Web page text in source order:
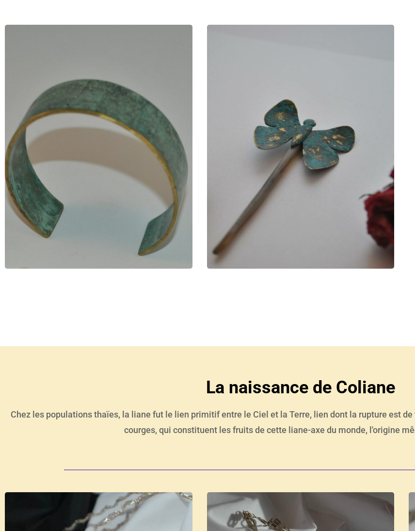
La naissance de Coliane
Chez les populations thaïes, la liane fut le lien primitif entre le Ciel et la Terre, lien dont la rupture est
courges, qui constituent les fruits de cette liane-axe du monde, l'origine